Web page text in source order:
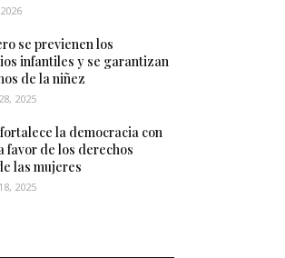
se previenen los
infantiles y se garantizan
de la niñez
2025
la democracia con
favor de los derechos
las mujeres
2025